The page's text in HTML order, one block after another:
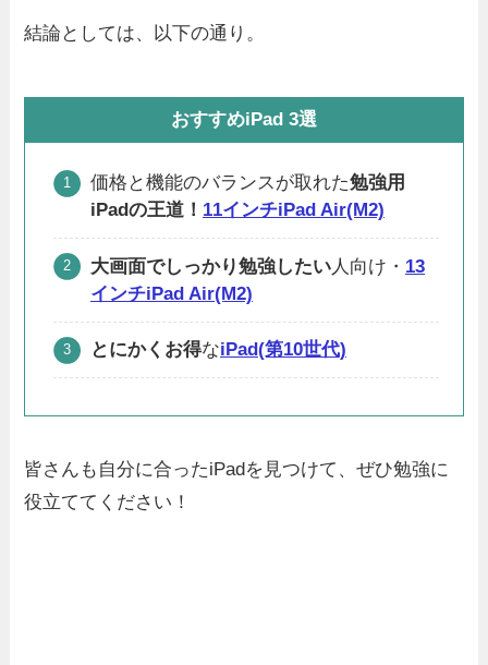
結論としては、以下の通り。
おすすめiPad 3選
価格と機能のバランスが取れた勉強用
iPadの王道！ 11インチiPad Air(M2)
大画面でしっかり勉強したい人向け・ 13
インチiPad Air(M2)
とにかくお得なiPad(第10世代)
皆さんも自分に合ったiPadを見つけて、ぜひ勉強に
役立ててください！